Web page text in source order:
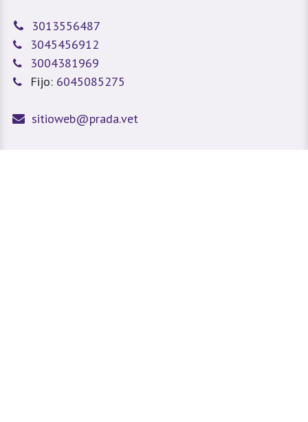
3013556487
3045456912
3004381969
Fijo: 6045085275
sitioweb@prada.vet